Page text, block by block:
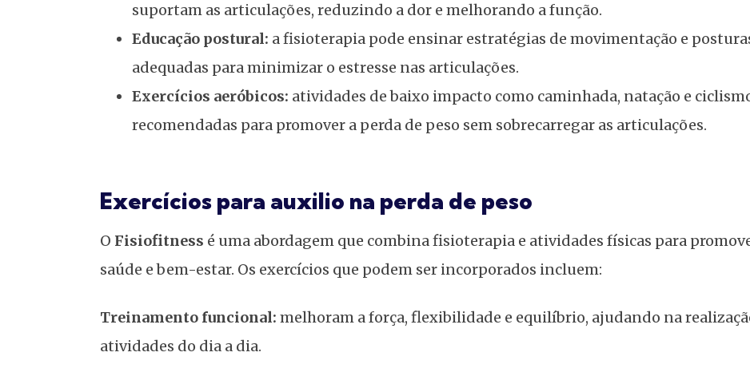
suportam as articulações, reduzindo a dor e melhorando a função.
Educação postural: a fisioterapia pode ensinar estratégias de movimentação e
adequadas para minimizar o estresse nas articulações.
Exercícios aeróbicos: atividades de baixo impacto como caminhada, natação e
recomendadas para promover a perda de peso sem sobrecarregar as articulações.
Exercícios para auxilio na perda de peso
O Fisiofitness é uma abordagem que combina fisioterapia e atividades físicas para
saúde e bem-estar. Os exercícios que podem ser incorporados incluem:
Treinamento funcional: melhoram a força, flexibilidade e equilíbrio, ajudando na
atividades do dia a dia.